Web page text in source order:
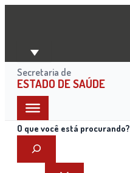
Ir
conteúdo
Secretaria de
ESTADO DE SAÚDE
O que você está procurando?